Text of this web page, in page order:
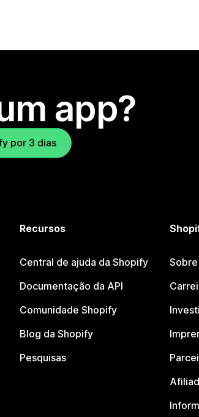
app?
por 3 dias
Recursos
Central de ajuda da Shopify
Documentação da API
Comunidade Shopify
Blog da Shopify
Pesquisas
Sobre